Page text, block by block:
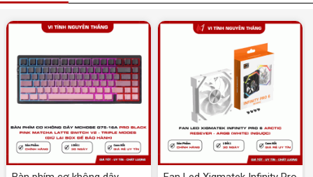
Hình Nào Đáng Tiền?
Tìm laptop sinh viên 15–20 triệu phù hợp ngành
học năm 2026? Khám phá cách chọn cấu hình,
RAM, SSD, màn hình và khả năng nâng cấp hợp lý.
Tổng hợp 7 laptop sinh viên dưới 15 triệu
nên mua
Bạn tìm laptop cho sinh viên dưới 15 triệu mượt
mà, bền bỉ? Xem ngay gợi ý các thương hiệu
laptop bền, cấu hình mạnh cho sinh viên sử dụng
4 năm đại học.
Dịch vụ build PC đồ họa tại Đồng Nai theo
yêu cầu, giá tốt, uy tín